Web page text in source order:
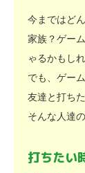
今まではど
家族？ゲー
ゃるかもし
でも、ゲー
友達と打ち
そんな人達
打ちたい